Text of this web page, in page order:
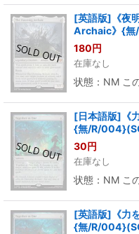
[英語版]《夜
Archaic》{無
180円
在庫なし
状態：NM こ
[日本語版]《
{無/R/
30円
在庫なし
状態：NM こ
[英語版]《力
{無/R/